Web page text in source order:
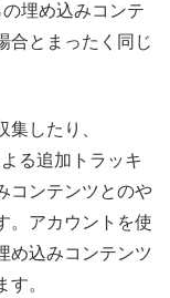
埋め込みコンテ
合とまったく同じ
したり、
る追加トラッキ
コンテンツとのや
。アカウントを使
め込みコンテンツ
。